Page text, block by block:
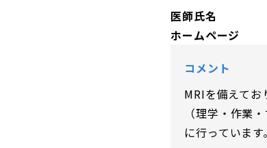
医師氏名
ホームページ
コメント
MRIを備えてお
（理学・作業
に行っています。